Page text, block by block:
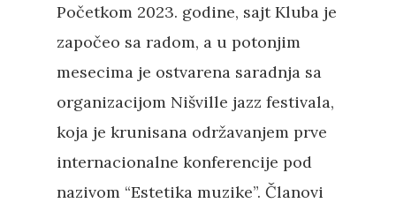
Početkom 2023. godine, sajt Kluba je
započeo sa radom, a u potonjim
mesecima je ostvarena saradnja sa
organizacijom Nišville jazz festivala,
koja je krunisana održavanjem prve
internacionalne konferencije pod
nazivom “Estetika muzike”. Članovi